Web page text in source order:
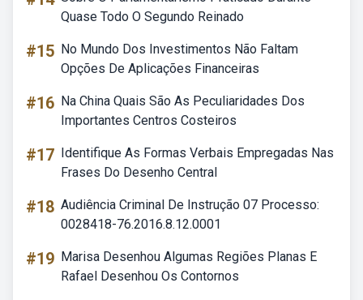
Quase Todo O Segundo Reinado
#15 No Mundo Dos Investimentos Não Faltam
Opções De Aplicações Financeiras
#16 Na China Quais São As Peculiaridades Dos
Importantes Centros Costeiros
#17 Identifique As Formas Verbais Empregadas Nas
Frases Do Desenho Central
#18 Audiência Criminal De Instrução 07 Processo:
0028418-76.2016.8.12.0001
#19 Marisa Desenhou Algumas Regiões Planas E
Rafael Desenhou Os Contornos